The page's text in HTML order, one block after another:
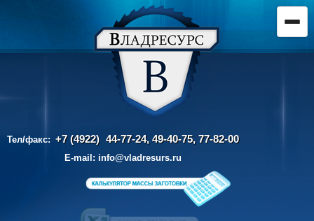
Тел/факс: +7 (4922) 44-77-24, 49-40-75, 77-82-00
E-mail: info@vladresurs.ru